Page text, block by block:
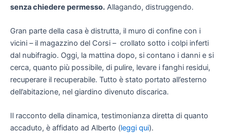
senza chiedere permesso. Allagando, distruggendo.
Gran parte della casa è distrutta, il muro di confine con i
vicini – il magazzino del Corsi – crollato sotto i colpi inferti
dal nubifragio. Oggi, la mattina dopo, si contano i danni e si
cerca, quanto più possibile, di pulire, levare i fanghi residui,
recuperare il recuperabile. Tutto è stato portato all’esterno
dell’abitazione, nel giardino divenuto discarica.
Il racconto della dinamica, testimonianza diretta di quanto
accaduto, è affidato ad Alberto (leggi qui).